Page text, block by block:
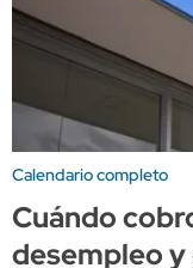
Calendario completo
Cuándo
desempleo y